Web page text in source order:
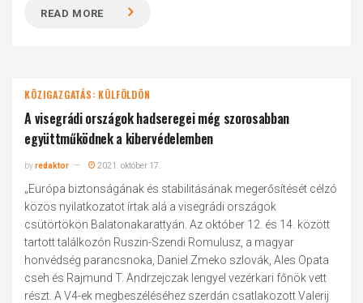
READ MORE
KÖZIGAZGATÁS: KÜLFÖLDÖN
A visegrádi országok hadseregei még szorosabban
együttműködnek a kibervédelemben
byredaktor 2021. október 17.
„Európa biztonságának és stabilitásának megerősítését célzó
közös nyilatkozatot írtak alá a visegrádi országok
csütörtökön Balatonakarattyán. Az október 12. és 14. között
tartott találkozón Ruszin-Szendi Romulusz, a magyar
honvédség parancsnoka, Daniel Zmeko szlovák, Ales Opata
cseh és Rajmund T. Andrzejczak lengyel vezérkari főnök vett
részt. A V4-ek megbeszéléséhez szerdán csatlakozott Valerij